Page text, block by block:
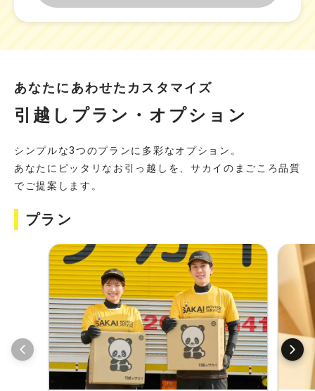
あなたにあわせたカスタマイズ
引越しプラン・オプション
シンプルな3つのプランに多彩なオプション。
あなたにピッタリなお引っ越しを、サカイのまごころ品質
でご提案します。
プラン